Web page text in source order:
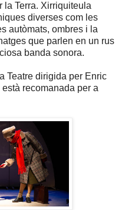
la Terra. Xirriquiteula
diverses com les
autòmats, ombres i la
que parlen en un rus
banda sonora.
Teatre dirigida per Enric
recomanada per a